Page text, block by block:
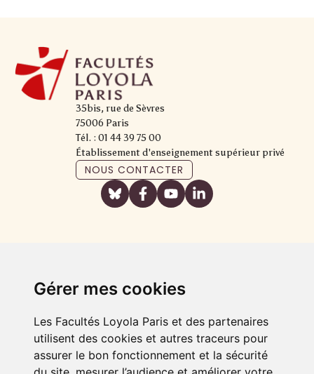
Gérer mes cookies
Les Facultés Loyola Paris et des partenaires
utilisent des cookies et autres traceurs pour
assurer le bon fonctionnement et la sécurité
35bis, rue de Sèvres
75006 Paris
Tél. : 01 44 39 75 00
Établissement d'enseignement supérieur privé
NOUS CONTACTER